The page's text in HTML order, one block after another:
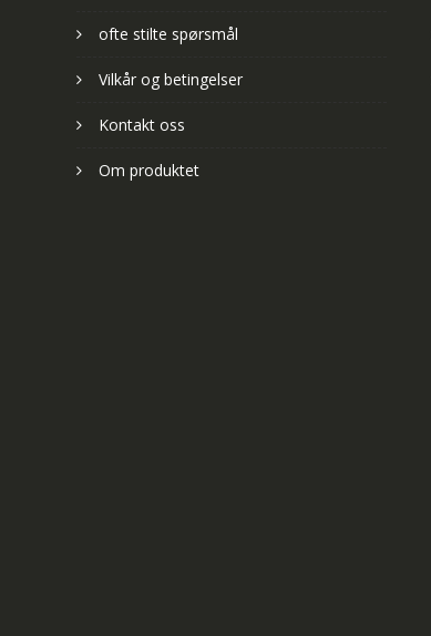
ofte stilte spørsmål
Vilkår og betingelser
Kontakt oss
Om produktet